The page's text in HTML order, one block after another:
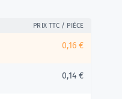
PRIX TTC / PIÈCE
0,16 €
0,14 €